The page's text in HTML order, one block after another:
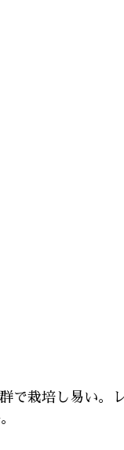
で栽培し易い。